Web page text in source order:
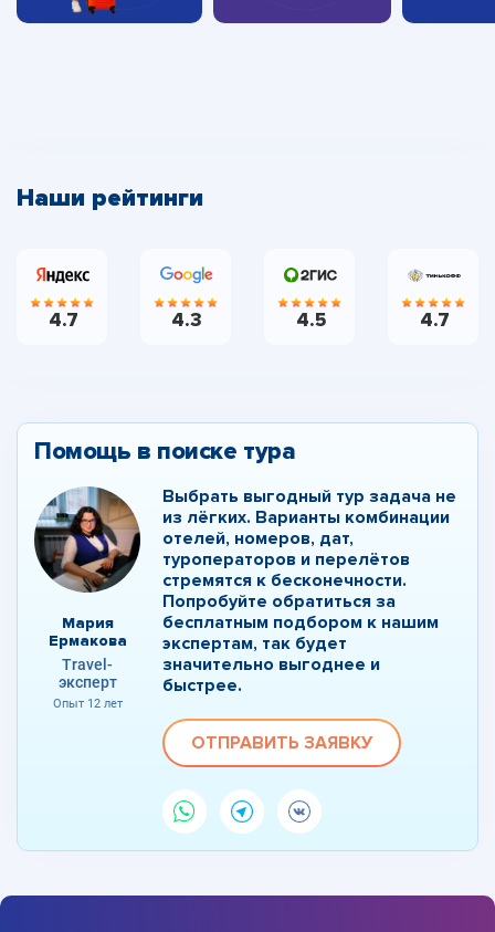
Наши рейтинги
4.7 4.3 4.5 4.7
Помощь в поиске тура
Мария
Ермакова
Travel-
эксперт
Опыт 12 лет
Выбрать выгодный тур задача не
из лёгких. Варианты комбинации
отелей, номеров, дат,
туроператоров и перелётов
стремятся к бесконечности.
Попробуйте обратиться за
бесплатным подбором к нашим
экспертам, так будет
значительно выгоднее и
быстрее.
ОТПРАВИТЬ ЗАЯВКУ